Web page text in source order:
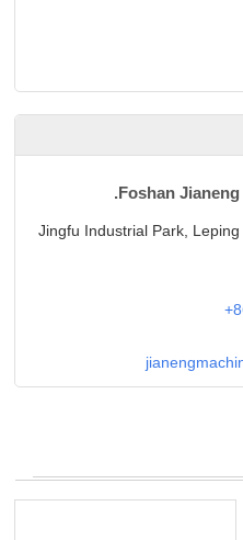
Foshan
Jingfu Industrial Park, Leping